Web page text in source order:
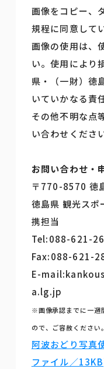
画像をコピー、
規程に同意して
画像の使用は、
い。使用により
県・（一財）徳
いていかなる責
その他不明な点
い合わせください
お問い合わせ・
〒770-8570 徳
徳島県 観光スポ
携担当
Tel:088-621-
Fax:088-621-
E-
a.lg.jp
※画像承認までに一週
ので、ご容赦ください。
阿波おどり写真
ファイル／